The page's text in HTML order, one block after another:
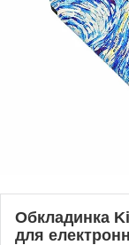
Обкладинка
для